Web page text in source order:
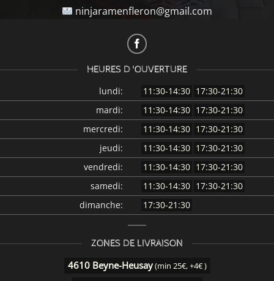
ninjaramenfleron@gmail.com
HEURES D 'OUVERTURE
lundi:
11:30-14:30 17:30-21:30
mardi:
11:30-14:30 17:30-21:30
mercredi:
11:30-14:30 17:30-21:30
jeudi:
11:30-14:30 17:30-21:30
vendredi:
11:30-14:30 17:30-21:30
samedi:
11:30-14:30 17:30-21:30
dimanche:
17:30-21:30
ZONES DE LIVRAISON
4610 Beyne-Heusay(min 25€, +4€ )